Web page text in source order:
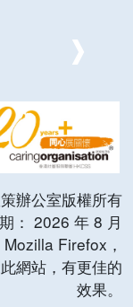
辦公室版權所有
： 2026 年 8 月
Firefox，
網站，有更佳的
效果。